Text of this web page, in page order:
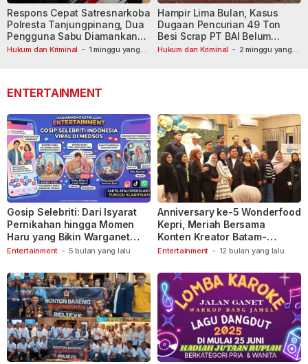
Hukum dan Kriminal - 1 minggu yang
Respons Cepat Satresnarkoba
Polresta Tanjungpinang, Dua
Pengguna Sabu Diamankan
Usai Dilaporkan ke Call Center
Hukum dan Kriminal - 2 minggu yang
Hampir Lima Bulan, Kasus
Dugaan Pencurian 49 Ton
Besi Scrap PT BAI Belum
Tetapkan Tersangka
ENTERTAINMENT
Entertainment - 5 bulan yang lalu
Gosip Selebriti: Dari Isyarat
Pernikahan hingga Momen
Haru yang Bikin Warganet
Berspekulasi
Entertainment - 12 bulan yang lalu
Anniversary ke-5 Wonderfood
Kepri, Meriah Bersama
Konten Kreator Batam-
Tanjungpinang